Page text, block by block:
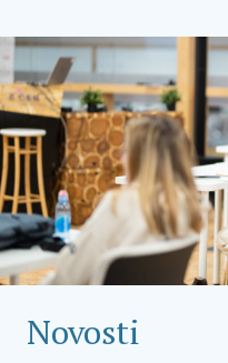
Novosti